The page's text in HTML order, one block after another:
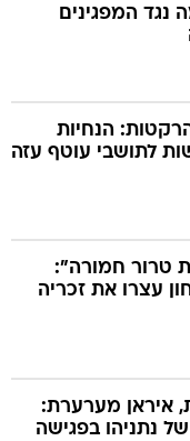
נגד המפגינים
הנחיות
לתושבי עוטף עזה
טרור חמורה":
עצרו את זכריה
איראן מערערת:
נתניהו בפגישה